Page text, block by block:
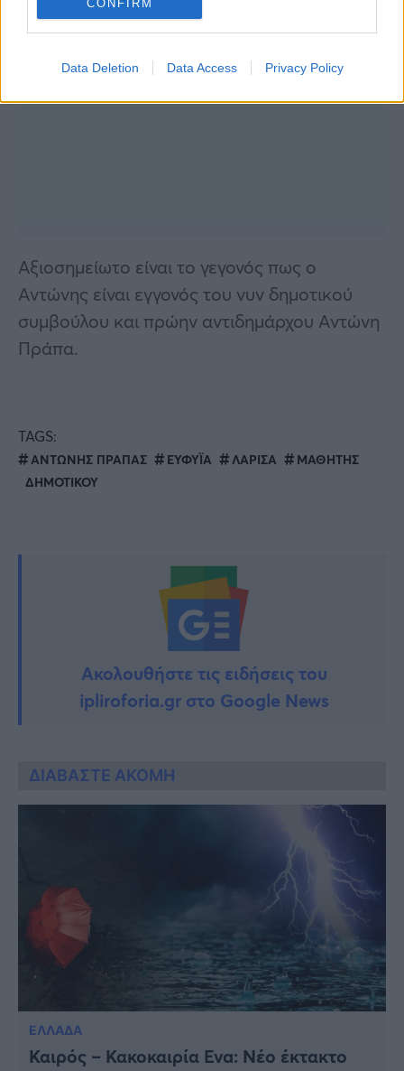
CONFIRM
Data Deletion Data Access Privacy Policy
Αξιοσημείωτο είναι το γεγονός πως ο
Αντώνης είναι εγγονός του νυν δημοτικού
συμβούλου και πρώην αντιδημάρχου Αντώνη
Πράπα.
TAGS:
ΑΝΤΩΝΗΣ ΠΡΑΠΑΣ ΕΥΦΥΪΑ ΛΑΡΙΣΑ
ΜΑΘΗΤΗΣ
ΔΗΜΟΤΙΚΟΥ
Ακολουθήστε τις ειδήσεις του
ipliroforia.gr στο Google News
ΔΙΑΒΑΣΤΕ ΑΚΟΜΗ
ΕΛΛΑΔΑ
Καιρός – Κακοκαιρία Eva: Νέο έκτακτο